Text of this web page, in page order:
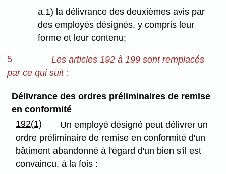
a.1) la délivrance des deuxièmes avis par
des employés désignés, y compris leur
forme et leur contenu;
5
Les articles 192 à 199 sont remplacés
par ce qui suit :
Délivrance des ordres préliminaires de remise
en conformité
192(1)
Un employé désigné peut délivrer un
ordre préliminaire de remise en conformité d'un
bâtiment abandonné à l'égard d'un bien s'il est
convaincu, à la fois :